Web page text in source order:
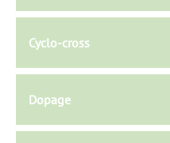
Cyclo-cross
Dopage